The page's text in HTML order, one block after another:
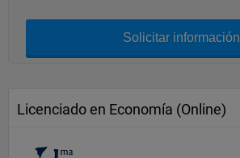
Solicitar información
Licenciado en Economía (Online)